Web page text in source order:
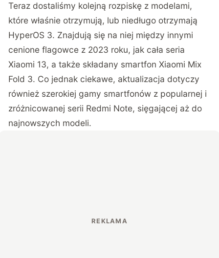
Teraz dostaliśmy kolejną rozpiskę z modelami,
które właśnie otrzymują, lub niedługo otrzymają
HyperOS 3. Znajdują się na niej między innymi
cenione flagowce z 2023 roku, jak cała seria
Xiaomi 13, a także składany smartfon Xiaomi Mix
Fold 3. Co jednak ciekawe, aktualizacja dotyczy
również szerokiej gamy smartfonów z popularnej i
zróżnicowanej serii Redmi Note, sięgającej aż do
najnowszych modeli.